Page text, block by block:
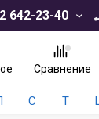
642-23-40
Сравнение
С Т